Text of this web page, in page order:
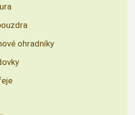
ohradníky